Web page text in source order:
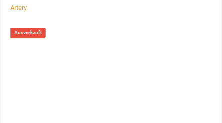
Artery
Ausverkauft